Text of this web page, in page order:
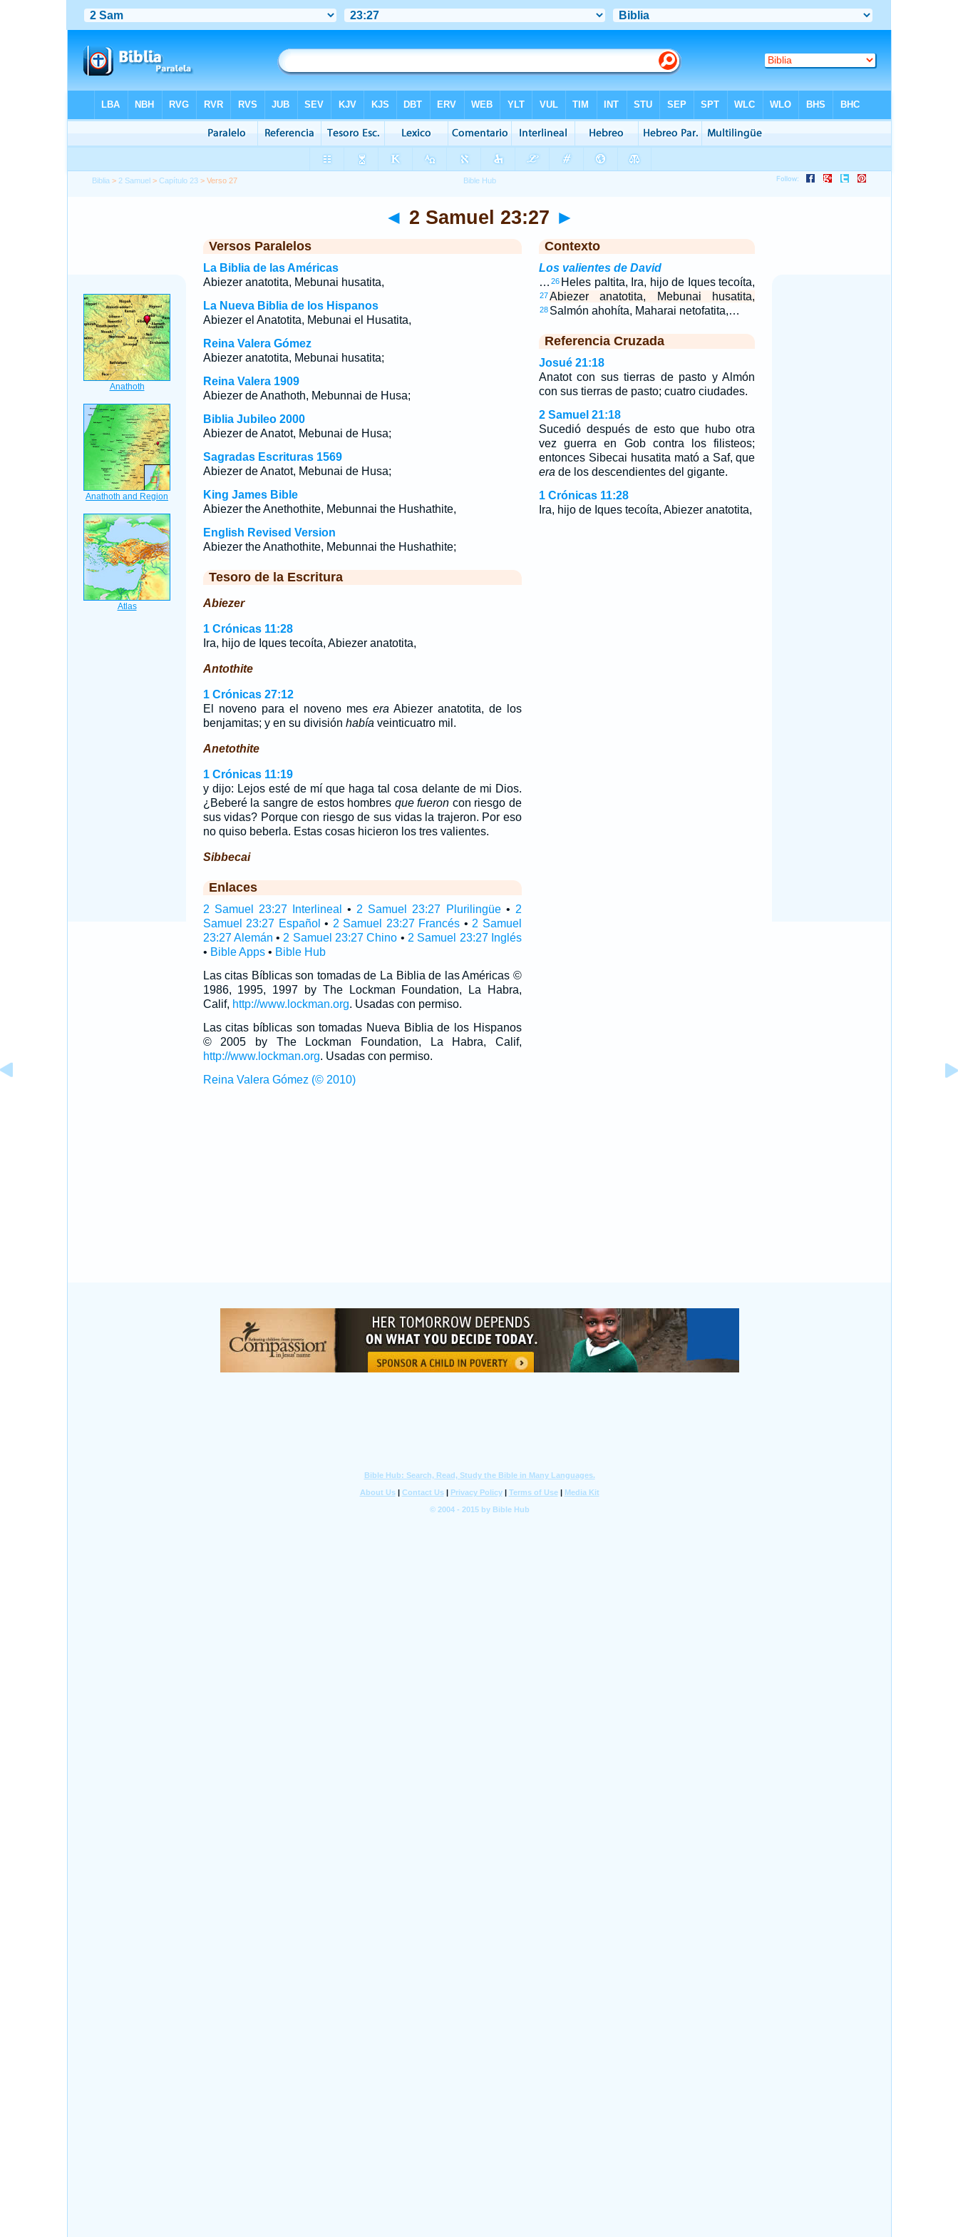
Biblia > 2 Samuel >Capítulo 23 > Verso 27
◄ 2 Samuel 23:27 ►
Versos Paralelos
La Biblia de las Américas
Abiezer anatotita, Mebunai husatita,
La Nueva Biblia de los Hispanos
Abiezer el Anatotita, Mebunai el Husatita,
Reina Valera Gómez
Abiezer anatotita, Mebunai husatita;
Reina Valera 1909
Abiezer de Anathoth, Mebunnai de Husa;
Biblia Jubileo 2000
Abiezer de Anatot, Mebunai de Husa;
Sagradas Escrituras 1569
Abiezer de Anatot, Mebunai de Husa;
King James Bible
Abiezer the Anethothite, Mebunnai the Hushathite,
English Revised Version
Abiezer the Anathothite, Mebunnai the Hushathite;
Tesoro de la Escritura
Abiezer
1 Crónicas 11:28
Ira, hijo de Iques tecoíta, Abiezer anatotita,
Antothite
1 Crónicas 27:12
El noveno para el noveno mes era Abiezer anatotita, de los
benjamitas; y en su división había veinticuatro mil.
Anetothite
1 Crónicas 11:19
y dijo: Lejos esté de mí que haga tal cosa delante de mi Dios.
¿Beberé la sangre de estos hombres que fueron con riesgo de
sus vidas? Porque con riesgo de sus vidas la trajeron. Por eso
no quiso beberla. Estas cosas hicieron los tres valientes.
Sibbecai
Enlaces
2 Samuel 23:27 Interlineal • 2 Samuel 23:27 Plurilingüe• 2
Samuel 23:27 Español • 2 Samuel 23:27 Francés • 2 Samuel
23:27 Alemán • 2 Samuel 23:27 Chino • 2 Samuel 23:27 Inglés
• Bible Apps• Bible Hub
Las citas Bíblicas son tomadas de La Biblia de las Américas ©
1986, 1995, 1997 by The Lockman Foundation, La Habra,
Calif, http://www.lockman.org. Usadas con permiso.
Las citas bíblicas son tomadas Nueva Biblia de los Hispanos
© 2005 by The Lockman Foundation, La Habra, Calif,
http://www.lockman.org. Usadas con permiso.
Reina Valera Gómez (© 2010)
Contexto
Los valientes de David
… 26 Heles paltita, Ira, hijo de Iques tecoíta,
27Abiezer anatotita, Mebunai husatita,
28 Salmón ahohíta, Maharai netofatita,…
Referencia Cruzada
Josué 21:18
Anatot con sus tierras de pasto y Almón
con sus tierras de pasto; cuatro ciudades.
2 Samuel 21:18
Sucedió después de esto que hubo otra
vez guerra en Gob contra los filisteos;
entonces Sibecai husatita mató a Saf, que
era de los descendientes del gigante.
1 Crónicas 11:28
Ira, hijo de Iques tecoíta, Abiezer anatotita,